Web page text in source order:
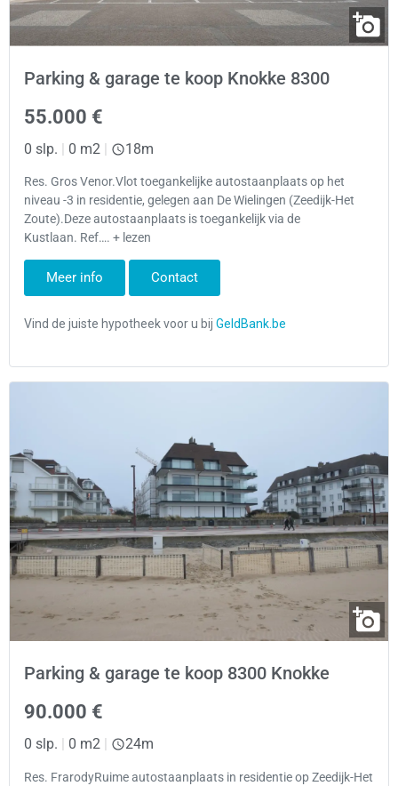
Parking & garage te koop Knokke 8300
55.000 €
0 slp. | 0 m2 | 18m
Res. Gros Venor.Vlot toegankelijke autostaanplaats op het
niveau -3 in residentie, gelegen aan De Wielingen (Zeedijk-Het
Zoute).Deze autostaanplaats is toegankelijk via de
Kustlaan. Ref…. + lezen
Meer info Contact
Parking & garage te koop 8300 Knokke
90.000 €
0 slp. 0 m2 24m
Res. FrarodyRuime autostaanplaats in residentie op Zeedijk-Het